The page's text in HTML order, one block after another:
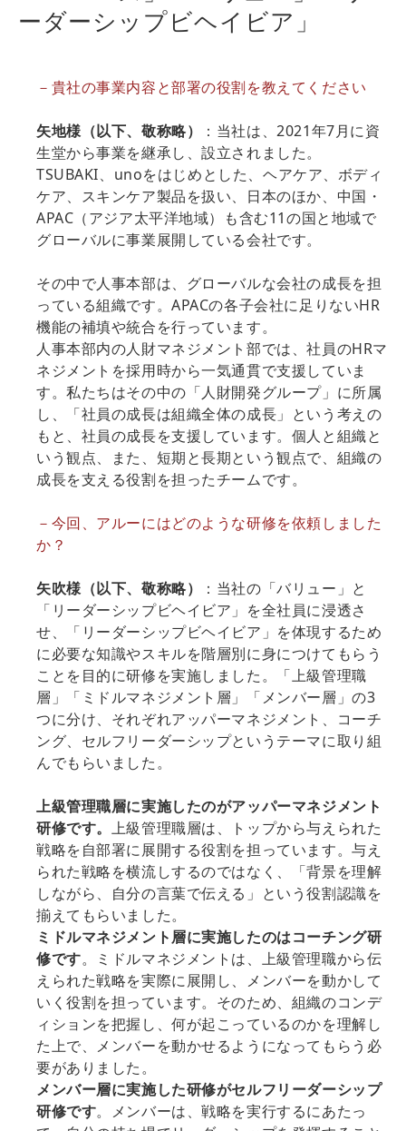
ーダーシップビヘイビア」
－貴社の事業内容と部署の役割を教えてください
矢地様（以下、敬称略）
：当社は、2021年7月に資
生堂から事業を継承し、設立されました。
TSUBAKI、unoをはじめとした、ヘアケア、ボディ
ケア、スキンケア製品を扱い、日本のほか、中国・
APAC（アジア太平洋地域）も含む11の国と地域で
グローバルに事業展開している会社です。
その中で人事本部は、グローバルな会社の成長を担
っている組織です。APACの各子会社に足りないHR
機能の補填や統合を行っています。
人事本部内の人財マネジメント部では、社員のHRマ
ネジメントを採用時から一気通貫で支援していま
す。私たちはその中の「人財開発グループ」に所属
し、「社員の成長は組織全体の成長」という考えの
もと、社員の成長を支援しています。個人と組織と
いう観点、また、短期と長期という観点で、組織の
成長を支える役割を担ったチームです。
－今回、アルーにはどのような研修を依頼しました
か？
矢吹様（以下、敬称略）
：当社の「バリュー」と
「リーダーシップビヘイビア」を全社員に浸透さ
せ、「リーダーシップビヘイビア」を体現するため
に必要な知識やスキルを階層別に身につけてもらう
ことを目的に研修を実施しました。「上級管理職
層」「ミドルマネジメント層」「メンバー層」の3
つに分け、それぞれアッパーマネジメント、コーチ
ング、セルフリーダーシップというテーマに取り組
んでもらいました。
上級管理職層に実施したのがアッパーマネジメント
研修です。 上級管理職層は、トップから与えられた
戦略を自部署に展開する役割を担っています。与え
られた戦略を横流しするのではなく、「背景を理解
しながら、自分の言葉で伝える」という役割認識を
揃えてもらいました。
ミドルマネジメント層に実施したのはコーチング研
修です。ミドルマネジメントは、上級管理職から伝
えられた戦略を実際に展開し、メンバーを動かして
いく役割を担っています。そのため、組織のコンデ
ィションを把握し、何が起こっているのかを理解し
た上で、メンバーを動かせるようになってもらう必
要がありました。
メンバー層に実施した研修がセルフリーダーシップ
研修です。メンバーは、戦略を実行するにあたっ